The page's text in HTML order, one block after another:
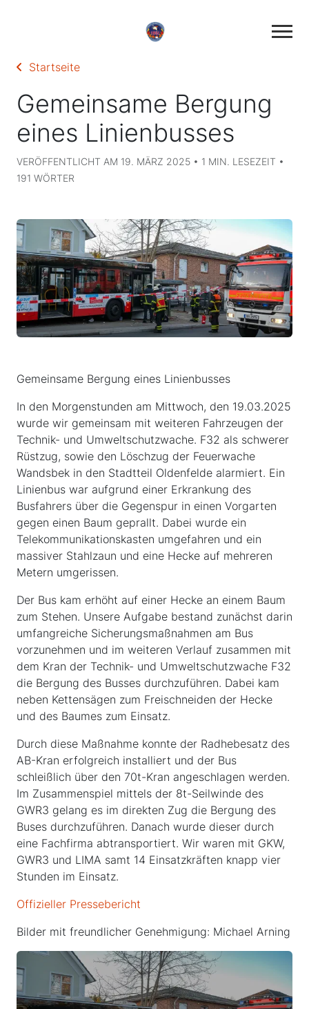
Startseite
Gemeinsame Bergung
eines Linienbusses
VERÖFFENTLICHT AM 19. MÄRZ 2025 • 1 MIN. LESEZEIT •
191 WÖRTER
Gemeinsame Bergung eines Linienbusses
In den Morgenstunden am Mittwoch, den 19.03.2025
wurde wir gemeinsam mit weiteren Fahrzeugen der
Technik- und Umweltschutzwache. F32 als schwerer
Rüstzug, sowie den Löschzug der Feuerwache
Wandsbek in den Stadtteil Oldenfelde alarmiert. Ein
Linienbus war aufgrund einer Erkrankung des
Busfahrers über die Gegenspur in einen Vorgarten
gegen einen Baum geprallt. Dabei wurde ein
Telekommunikationskasten umgefahren und ein
massiver Stahlzaun und eine Hecke auf mehreren
Metern umgerissen.
Der Bus kam erhöht auf einer Hecke an einem Baum
zum Stehen. Unsere Aufgabe bestand zunächst darin
umfangreiche Sicherungsmaßnahmen am Bus
vorzunehmen und im weiteren Verlauf zusammen mit
dem Kran der Technik- und Umweltschutzwache F32
die Bergung des Busses durchzuführen. Dabei kam
neben Kettensägen zum Freischneiden der Hecke
und des Baumes zum Einsatz.
Durch diese Maßnahme konnte der Radhebesatz des
AB-Kran erfolgreich installiert und der Bus
schleißlich über den 70t-Kran angeschlagen werden.
Im Zusammenspiel mittels der 8t-Seilwinde des
GWR3 gelang es im direkten Zug die Bergung des
Buses durchzuführen. Danach wurde dieser durch
eine Fachfirma abtransportiert. Wir waren mit GKW,
GWR3 und LIMA samt 14 Einsatzkräften knapp vier
Stunden im Einsatz.
Offizieller Pressebericht
Bilder mit freundlicher Genehmigung: Michael Arning